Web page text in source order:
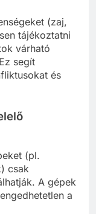
(zaj,
tájékoztatni
várható
segít
és
(pl.
csak
A gépek
a